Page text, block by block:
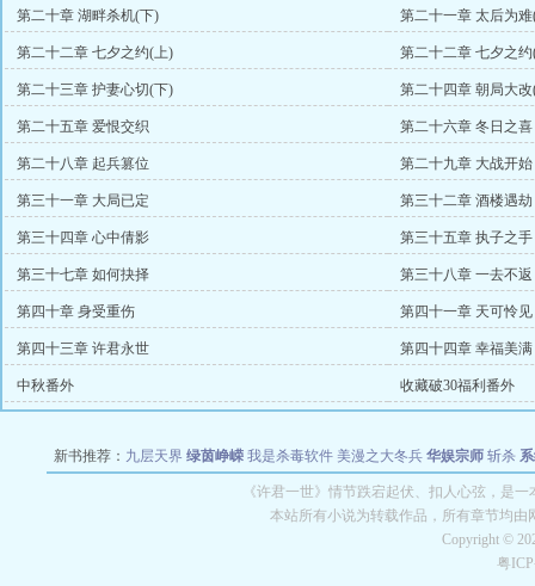
第二十章 湖畔杀机(下) 第二十一章 太后为
第二十二章 七夕之约(上) 第二十二章 七夕之
第二十三章 护妻心切(下) 第二十四章 朝局大
第二十五章 爱恨交织 第二十六章 冬日之喜
第二十八章 起兵篡位 第二十九章 大战开始
第三十一章 大局已定 第三十二章 酒楼遇劫
第三十四章 心中倩影 第三十五章 执子之手
第三十七章 如何抉择 第三十八章 一去不返
第四十章 身受重伤 第四十一章 天可怜见
第四十三章 许君永世 第四十四章 幸福美满
中秋番外 收藏破30福利番外
新书推荐： 九层天界 绿茵峥嵘 我是杀毒软件 美漫之大冬兵 华娱宗师 斩杀
教练万岁 都市全能巨星 绝对交易 全职武神 位面复
《许君一世》情节跌宕起伏、扣人心弦，是
本站所有小说为转载作品，所有章节均
Copyright ©
粤